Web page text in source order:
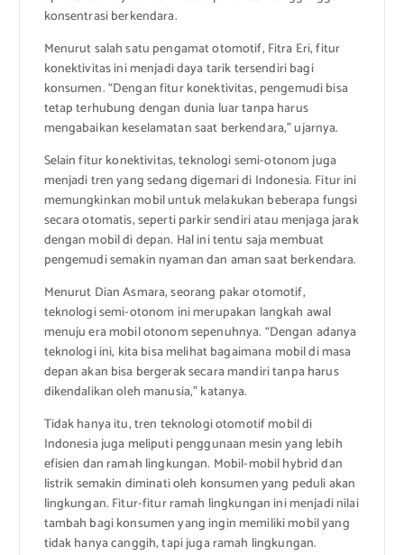
konsentrasi berkendara.
Menurut salah satu pengamat otomotif, Fitra Eri, fitur
konektivitas ini menjadi daya tarik tersendiri bagi
konsumen. “Dengan fitur konektivitas, pengemudi bisa
tetap terhubung dengan dunia luar tanpa harus
mengabaikan keselamatan saat berkendara,” ujarnya.
Selain fitur konektivitas, teknologi semi-otonom juga
menjadi tren yang sedang digemari di Indonesia. Fitur ini
memungkinkan mobil untuk melakukan beberapa fungsi
secara otomatis, seperti parkir sendiri atau menjaga jarak
dengan mobil di depan. Hal ini tentu saja membuat
pengemudi semakin nyaman dan aman saat berkendara.
Menurut Dian Asmara, seorang pakar otomotif,
teknologi semi-otonom ini merupakan langkah awal
menuju era mobil otonom sepenuhnya. “Dengan adanya
teknologi ini, kita bisa melihat bagaimana mobil di masa
depan akan bisa bergerak secara mandiri tanpa harus
dikendalikan oleh manusia,” katanya.
Tidak hanya itu, tren teknologi otomotif mobil di
Indonesia juga meliputi penggunaan mesin yang lebih
efisien dan ramah lingkungan. Mobil-mobil hybrid dan
listrik semakin diminati oleh konsumen yang peduli akan
lingkungan. Fitur-fitur ramah lingkungan ini menjadi nilai
tambah bagi konsumen yang ingin memiliki mobil yang
tidak hanya canggih, tapi juga ramah lingkungan.